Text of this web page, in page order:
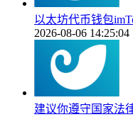
以太坊代币钱包
2026-08-06 14:25:04
建议你遵守国家法